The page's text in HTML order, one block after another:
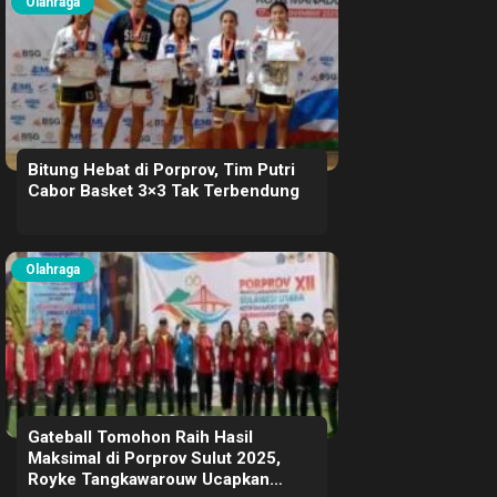
Bitung Hebat di Porprov, Tim Putri
Cabor Basket 3×3 Tak Terbendung
Olahraga
Gateball Tomohon Raih Hasil
Maksimal di Porprov Sulut 2025,
Royke Tangkawarouw Ucapkan